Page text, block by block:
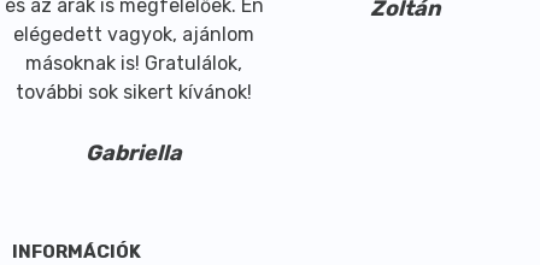
amelyből egyszeresen telítetlen zsírsav 8,7 g
amelyből többszörösen telítetlen zsírsav 34,7 g
Omega-3 zsírsav (linolénsav) 13,6 g
Szénhidrát 5,3 g
Rost 1,9 g
Magnézium 506,0 mg
és az árak is megfelelőek. Én
elégedett vagyok, ajánlom
másoknak is! Gratulálok,
további sok sikert kívánok!
Gabriella
Zoltán
INFORMÁCIÓK